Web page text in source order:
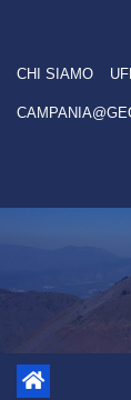
content
CHI SIAMO